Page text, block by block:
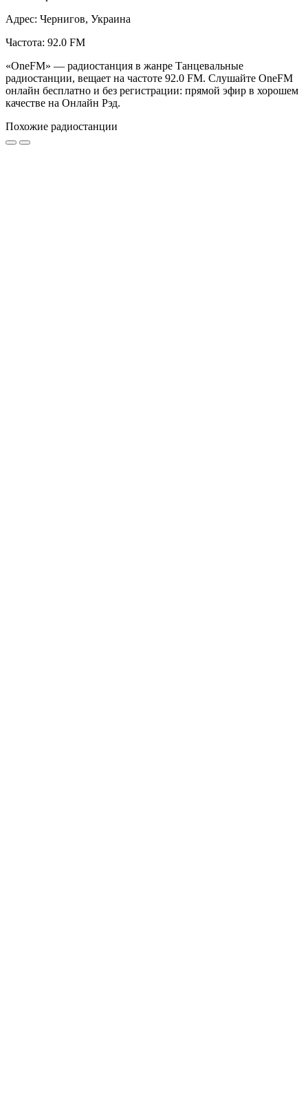
Адрес: Чернигов, Украина
Частота: 92.0 FM
«OneFM» — радиостанция в жанре Танцевальные
радиостанции, вещает на частоте 92.0 FM. Слушайте OneFM
онлайн бесплатно и без регистрации: прямой эфир в хорошем
качестве на Онлайн Рэд.
Похожие радиостанции